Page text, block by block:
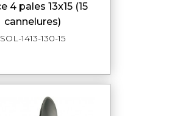
cannelures)
SOL-1413-130-15